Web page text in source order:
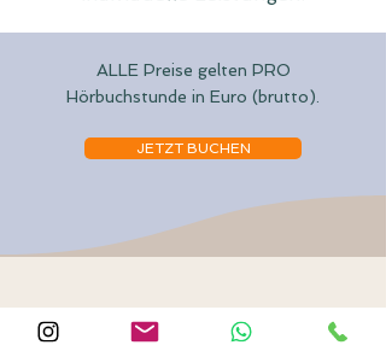
ALLE Preise gelten PRO
Hörbuchstunde in Euro (brutto).
JETZT BUCHEN